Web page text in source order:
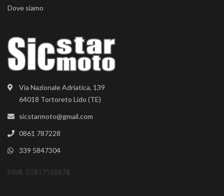
Via Nazionale Adriatica, 139
64018 Tortoreto Lido (TE)
sicstarmoto@gmail.com
0861 787228
339 5847304
P.IVA: 01817100678
Dove siamo